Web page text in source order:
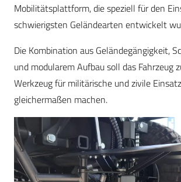
Mobilitätsplattform, die speziell für den
schwierigsten Geländearten entwickelt
Die Kombination aus Geländegängigkeit,
und modularem Aufbau soll das Fahrzeug
Werkzeug für militärische und zivile
gleichermaßen machen.